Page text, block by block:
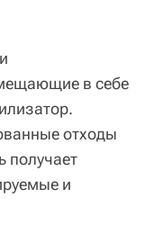
в себе
отходы
получает
и